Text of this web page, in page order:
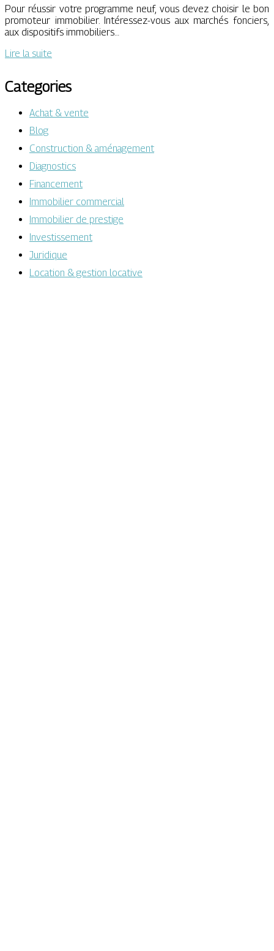
Pour réussir votre programme neuf, vous devez choisir le bon
promoteur immobilier. Intéressez-vous aux marchés fonciers,
aux dispositifs immobiliers…
Lire la suite
Categories
Achat & vente
Blog
Construction & aménagement
Diagnostics
Financement
Immobilier commercial
Immobilier de prestige
Investissement
Juridique
Location & gestion locative